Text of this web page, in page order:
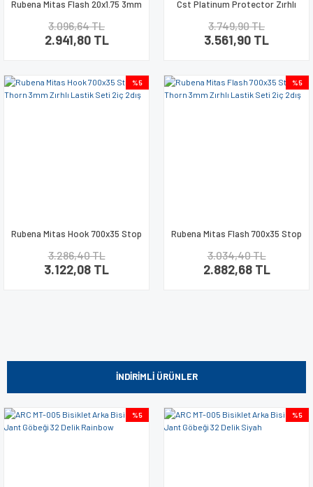
Rubena Mitas Flash 20x1.75 3mm
3.096,64 TL
2.941,80 TL
Cst Platinum Protector Zırhlı
3.749,90 TL
3.561,90 TL
%5
Rubena Mitas Hook 700x35 Stop
2dış
3.286,40 TL
3.122,08 TL
%5
Rubena Mitas Flash 700x35 Stop
2dış
3.034,40 TL
2.882,68 TL
İNDİRİMLİ ÜRÜNLER
%5 %5